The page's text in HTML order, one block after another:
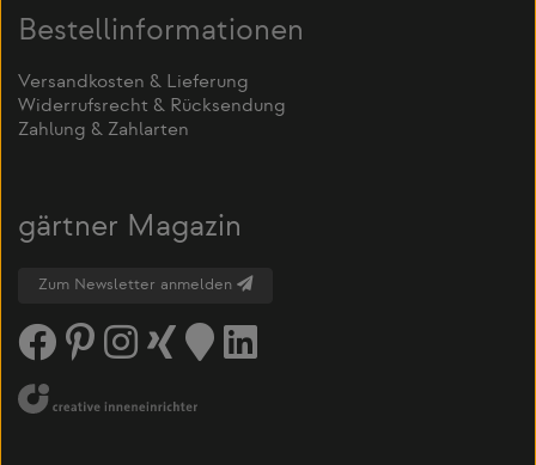
Bestellinformationen
Versandkosten & Lieferung
Widerrufsrecht & Rücksendung
Zahlung & Zahlarten
gärtner Magazin
Zum Newsletter anmelden